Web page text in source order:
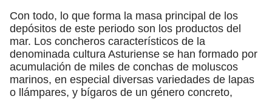
Con todo, lo que forma la masa principal de los
depósitos de este periodo son los productos del
mar. Los concheros característicos de la
denominada cultura Asturiense se han formado por
acumulación de miles de conchas de moluscos
marinos, en especial diversas variedades de lapas
o llámpares, y bígaros de un género concreto,